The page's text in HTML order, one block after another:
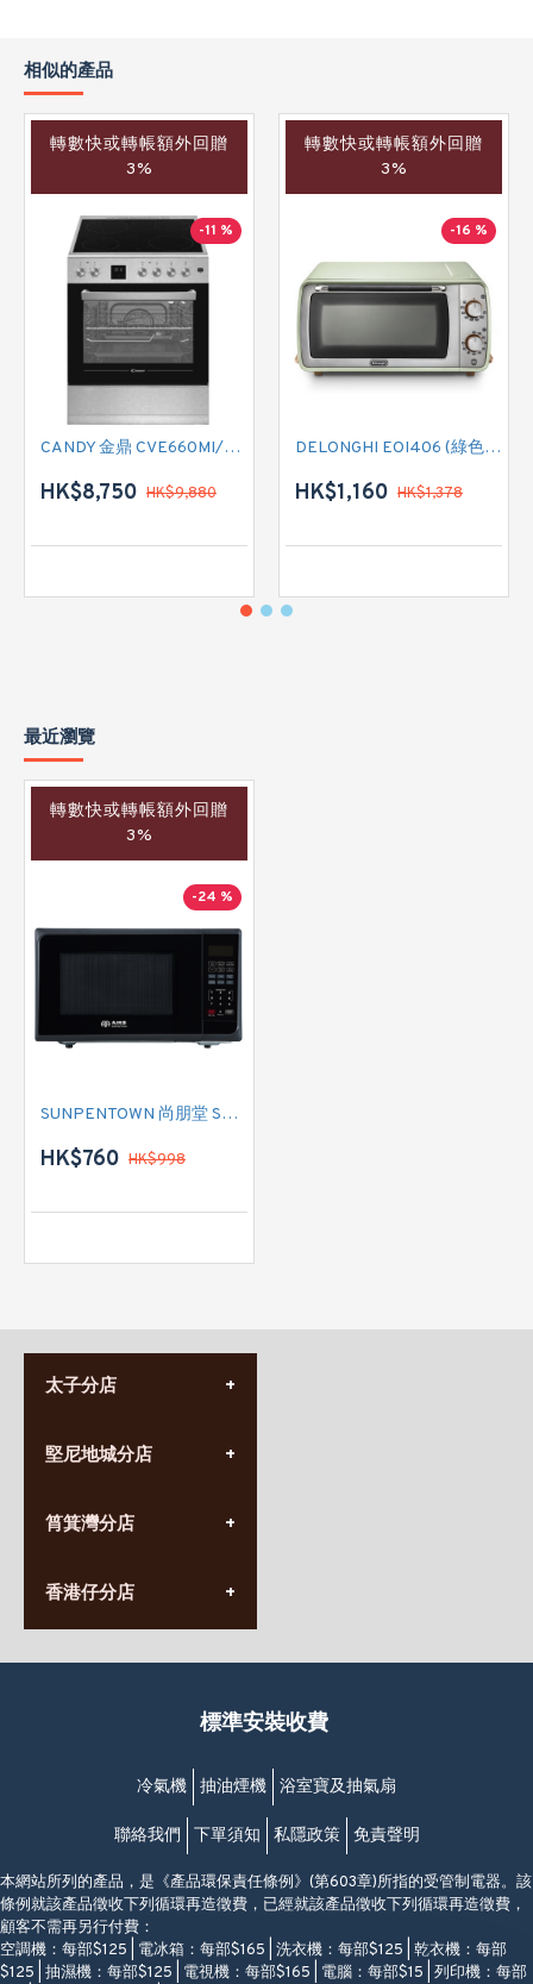
相似的產品
轉數快或轉帳額外回贈
3%
-11 %
CANDY 金鼎 CVE660MI/E 全座式電陶爐連焗爐
HK$8,750 HK$9,880
轉數快或轉帳額外回贈
3%
-16 %
DELONGHI EOI406 (綠色) 焗爐
HK$1,160 HK$1,378
最近瀏覽
轉數快或轉帳額外回贈
3%
-24 %
SUNPENTOWN 尚朋堂 SMO838B 微波爐
HK$760 HK$998
太子分店
營業時間:
九龍太子太子道西141號
堅尼地城分店
營業時間:
香港堅尼地城卑路乍街
(堅尼地城地鐵站B出口)
筲箕灣分店
營業時間:
(10:00am-20:30pm)
香港仔分店
營業時間:
香港香港仔成都道20-28號
(黃竹坑地鐵站轉4M專線小巴)
標準安裝收費
冷氣機 抽油煙機 浴室寶及抽氣扇
聯絡我們 下單須知 私隱政策 免責聲明
本網站所列的產品，是《產品環保責任條例》(第603章)所指的受管制電器。該
條例就該產品徵收下列循環再造徵費，已經就該產品徵收下列循環再造徵費，
顧客不需再另行付費：
空調機：每部$125 | 電冰箱：每部$165 | 洗衣機：每部$125 | 乾衣機：每部
$125 | 抽濕機：每部$125 | 電視機：每部$165 | 電腦：每部$15 | 列印機：每部